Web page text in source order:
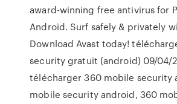
award-winning free antivirus for
Android. Surf safely & privately
Download Avast today!
security gratuit (android) 09/04/
télécharger 360 mobile security
mobile security android, 360